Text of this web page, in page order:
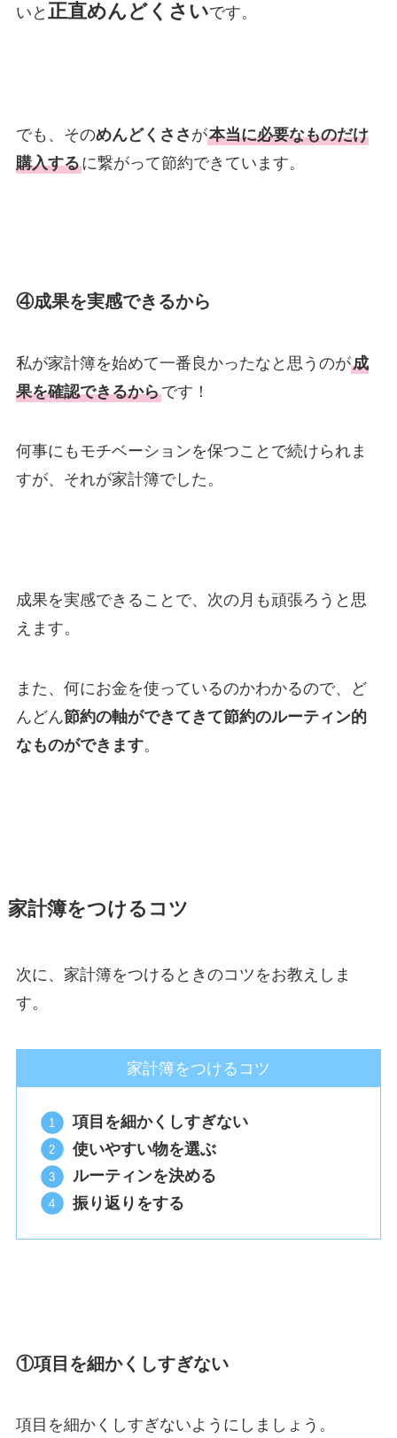
いと 正直めんどくさいです。
でも、そのめんどくささ が本当に必要なものだけ
購入するに繋がって節約できています。
④成果を実感できるから
私が家計簿を始めて一番良かったなと思うのが成
果を確認できるからです！
何事にもモチベーションを保つことで続けられま
すが、それが家計簿でした。
成果を実感できることで、次の月も頑張ろうと思
えます。
また、何にお金を使っているのかわかるので、ど
んどん節約の軸ができてきて節約のルーティン的
なものができます。
家計簿をつけるコツ
次に、家計簿をつけるときのコツをお教えしま
す。
家計簿をつけるコツ
項目を細かくしすぎない
使いやすい物を選ぶ
ルーティンを決める
振り返りをする
①項目を細かくしすぎない
項目を細かくしすぎないようにしましょう。